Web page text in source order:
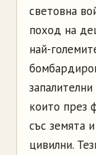
световна
поход на
най-
които през
със земята
цивилни.